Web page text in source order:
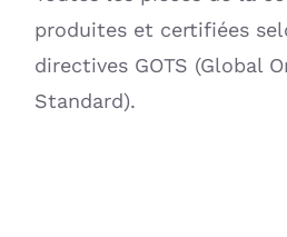
produites et certifiées
directives GOTS (Global
Standard).